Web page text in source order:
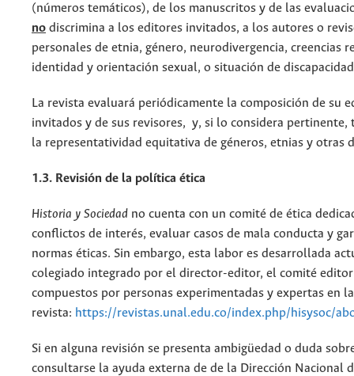
(números temáticos), de los manuscritos y de las
no discrimina a los editores invitados, a los autores o
personales de etnia, género, neurodivergencia, creencias
identidad y orientación sexual, o situación de
La revista evaluará periódicamente la composición de su
invitados y de sus revisores, y, si lo considera
la representatividad equitativa de géneros, etnias y otras
1.3. Revisión de la política ética
Historia y Sociedad no cuenta con un comité de ética
conflictos de interés, evaluar casos de mala conducta y
normas éticas. Sin embargo, esta labor es desarrollada
colegiado integrado por el director-editor, el comité
compuestos por personas experimentadas y expertas en
revista: https://revistas.unal.edu.co/index.php/hisysoc/
Si en alguna revisión se presenta ambigüedad o duda
consultarse la ayuda externa de de la Dirección Nacional